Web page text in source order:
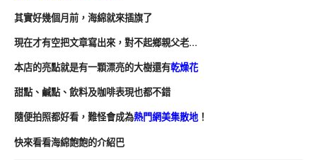
其實好幾個月前，海綿就來插旗了
現在才有空把文章寫出來，對不起鄉親父老…
本店的亮點就是有一顆漂亮的大樹還有乾燥花
甜點、鹹點、飲料及咖啡表現也都不錯
隨便拍照都好看，難怪會成為熱門網美集散地 ！
快來看看海綿飽飽的介紹巴